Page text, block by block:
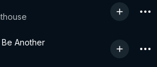
Another